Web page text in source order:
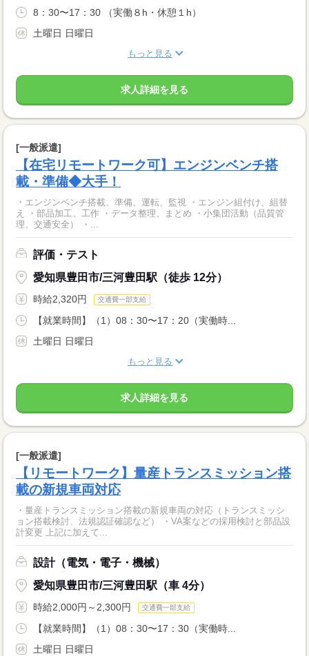
8：30〜17：30 （実働８h・休憩１h）
土曜日 日曜日
もっと見る
求人詳細を見る
[一般派遣]
【在宅リモートワーク可】エンジンベンチ搭
載・準備◆大手！
・エンジンベンチ搭載、準備、運転、監視 ・エンジン組付け、組替
え ・部品加工、工作 ・データ整理、まとめ ・小集団活動（品質管
理、交通安全） ・...
評価・テスト
愛知県豊田市/三河豊田駅（徒歩 12分）
時給2,320円 交通費一部支給
【就業時間】（1）08：30〜17：20（実働時...
土曜日 日曜日
もっと見る
求人詳細を見る
[一般派遣]
【リモートワーク】量産トランスミッション搭
載の新規車両対応
・量産トランスミッション搭載の新規車両の対応（トランスミッシ
ョン搭載検討、法規認証確認など） ・VA案などの採用検討と部品設
計変更 上記に加えて...
設計（電気・電子・機械）
愛知県豊田市/三河豊田駅（車 4分）
時給2,000円～2,300円 交通費一部支給
【就業時間】（1）08：30〜17：30（実働時...
土曜日 日曜日